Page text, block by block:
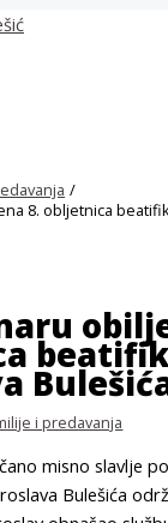
8. obljetnica
i predavanja
misno slavlje
Bulešića